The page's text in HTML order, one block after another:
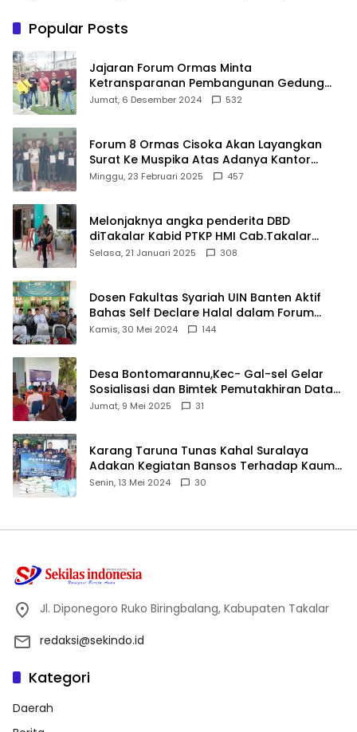
Popular Posts
Jajaran Forum Ormas Minta
Ketransparanan Pembangunan Gedung
Damkar Di Kecamatan Cisoka
Jumat, 6 Desember 2024 532
Forum 8 Ormas Cisoka Akan Layangkan
Surat Ke Muspika Atas Adanya Kantor
Matel di Cisoka
Minggu, 23 Februari 2025 457
Melonjaknya angka penderita DBD
diTakalar Kabid PTKP HMI Cab.Takalar
angkat bicara
Selasa, 21 Januari 2025 308
Dosen Fakultas Syariah UIN Banten Aktif
Bahas Self Declare Halal dalam Forum
Ijtima Ulama MUI
Kamis, 30 Mei 2024 144
Desa Bontomarannu,Kec- Gal-sel Gelar
Sosialisasi dan Bimtek Pemutakhiran Data
ID
Jumat, 9 Mei 2025 31
Karang Taruna Tunas Kahal Suralaya
Adakan Kegiatan Bansos Terhadap Kaum
Dhuafa dan Anak Yatim-Piatu
Senin, 13 Mei 2024 30
Jl. Diponegoro Ruko Biringbalang, Kabupaten Takalar
redaksi@sekindo.id
Kategori
Daerah